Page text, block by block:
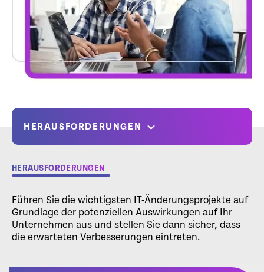
HERAUSFORDERUNGEN
HERAUSFORDERUNGEN
Führen Sie die wichtigsten IT-Änderungsprojekte auf
Grundlage der potenziellen Auswirkungen auf Ihr
Unternehmen aus und stellen Sie dann sicher, dass
die erwarteten Verbesserungen eintreten.